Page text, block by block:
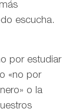
escucha.
por estudiar
«no por
o la